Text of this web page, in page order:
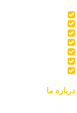
درباره ما